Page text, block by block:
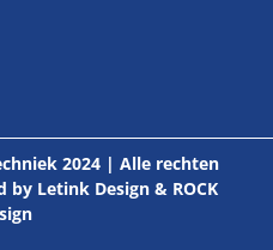
2024 | Alle rechten
by Letink Design& ROCK